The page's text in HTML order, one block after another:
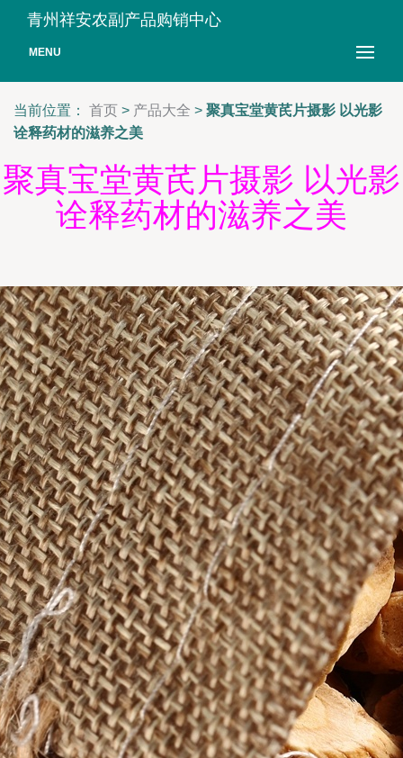
青州祥安农副产品购销中心
MENU
当前位置： 首页 > 产品大全 > 聚真宝堂黄芪片摄影 以光影
诠释药材的滋养之美
聚真宝堂黄芪片摄影 以光影
诠释药材的滋养之美